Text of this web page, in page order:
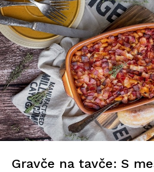
Gravče na tavče: S